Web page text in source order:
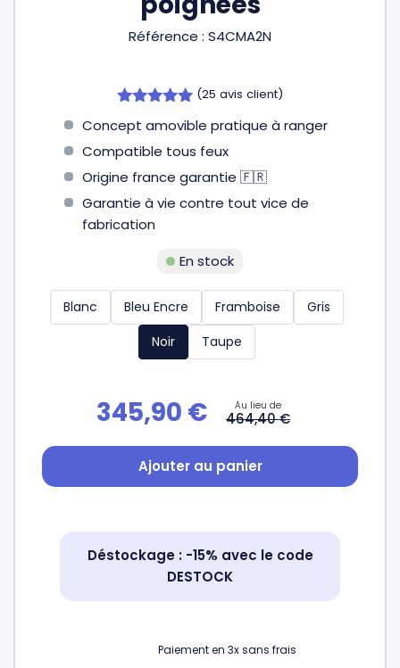
Tires-bouchons
Planches à découper
Référence : S4CMA2N
sur 5
(25 avis client)
Concept amovible pratique à ranger
Compatible tous feux
Origine france garantie 🇫🇷
Garantie à vie contre tout vice de
fabrication
En stock
Blanc Bleu Encre Framboise
Gris
Noir
Taupe
464,40€
345,90 €
Ajouter au panier
Déstockage : -15% avec le code
DESTOCK
Paiement en 3xsans frais